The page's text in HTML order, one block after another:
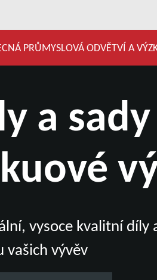
PRŮMYSLOVÁ ODVĚTVÍ A
a sady
vysoce kvalitní díly
vašich vývěv